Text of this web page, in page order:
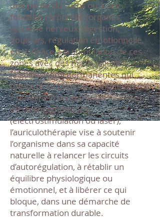
une partie du corps ou à une
fonction corporelle (organes,
système nerveux, digestion,
douleurs, régulation émotionnelle,
etc.). Grâce à la stimulation de ces
zones avec des micro aiguilles
(aiguilles semi permanentes qui
tombent au bout de quelques jours
/ semaines) ou des outils
électromagnétiques
(électrostimulation ou laser),
l’auriculothérapie vise à soutenir
l’organisme dans sa capacité
naturelle à relancer les circuits
d’autorégulation, à rétablir un
équilibre physiologique ou
émotionnel, et à libérer ce qui
bloque, dans une démarche de
transformation durable.